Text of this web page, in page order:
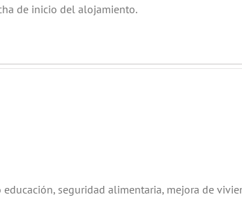
de inicio del alojamiento.
seguridad alimentaria, mejora de